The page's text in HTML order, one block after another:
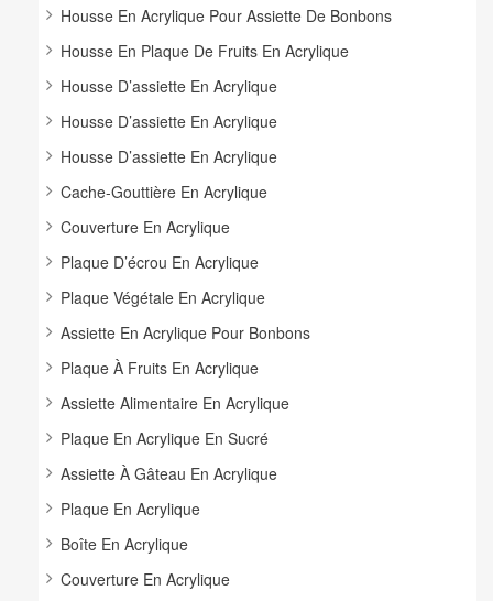
Housse En Acrylique Pour Assiette De Bonbons
Housse En Plaque De Fruits En Acrylique
Housse D’assiette En Acrylique
Housse D’assiette En Acrylique
Housse D’assiette En Acrylique
Cache-Gouttière En Acrylique
Couverture En Acrylique
Plaque D’écrou En Acrylique
Plaque Végétale En Acrylique
Assiette En Acrylique Pour Bonbons
Plaque À Fruits En Acrylique
Assiette Alimentaire En Acrylique
Plaque En Acrylique En Sucré
Assiette À Gâteau En Acrylique
Plaque En Acrylique
Boîte En Acrylique
Couverture En Acrylique